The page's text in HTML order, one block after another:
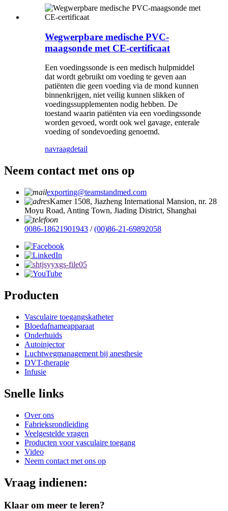
Wegwerpbare medische PVC-
maagsonde met CE-certificaat
Een voedingssonde is een medisch hulpmiddel
dat wordt gebruikt om voeding te geven aan
patiënten die geen voeding via de mond kunnen
binnenkrijgen, niet veilig kunnen slikken of
voedingssupplementen nodig hebben. De
toestand waarin patiënten via een voedingssonde
worden gevoed, wordt ook wel gavage, enterale
voeding of sondevoeding genoemd.
navraagdetail
Neem contact met ons op
exporting@teamstandmed.com
Kamer 1508, Jiazheng International Mansion, nr. 28
Moyu Road, Anting Town, Jiading District, Shanghai
0086-18621901943 /(00)86-21-69892058
Producten
Vasculaire toegangskatheter
Bloedafnameapparaat
Onderhuids
Autoinjector
Luchtwegmanagement bij anesthesie
DVT-therapie
Infusie
Snelle links
Over ons
Fabrieksrondleiding
Veelgestelde vragen
Producten voor vasculaire toegang
Video
Neem contact met ons op
Vraag indienen:
Klaar om meer te leren?